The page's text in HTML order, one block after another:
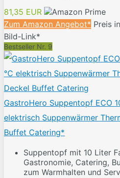
81,35 EUR
Zum Amazon Angebot* Preis
Bild-Link*
Bestseller Nr. 9
GastroHero Suppentopf ECO
elektrisch Suppenwärmer
Buffet Catering*
Suppentopf mit 10 Liter
Gastronomie, Catering,
zum Warmhalten und